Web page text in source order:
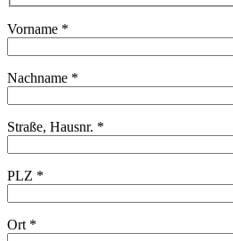
Vorname *
Nachname *
Straße, Hausnr. *
PLZ *
Ort *